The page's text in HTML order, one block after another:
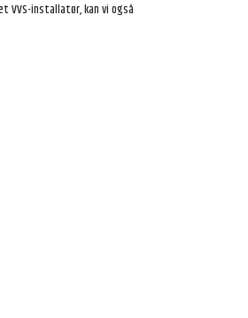
VVS-installatør, kan vi også